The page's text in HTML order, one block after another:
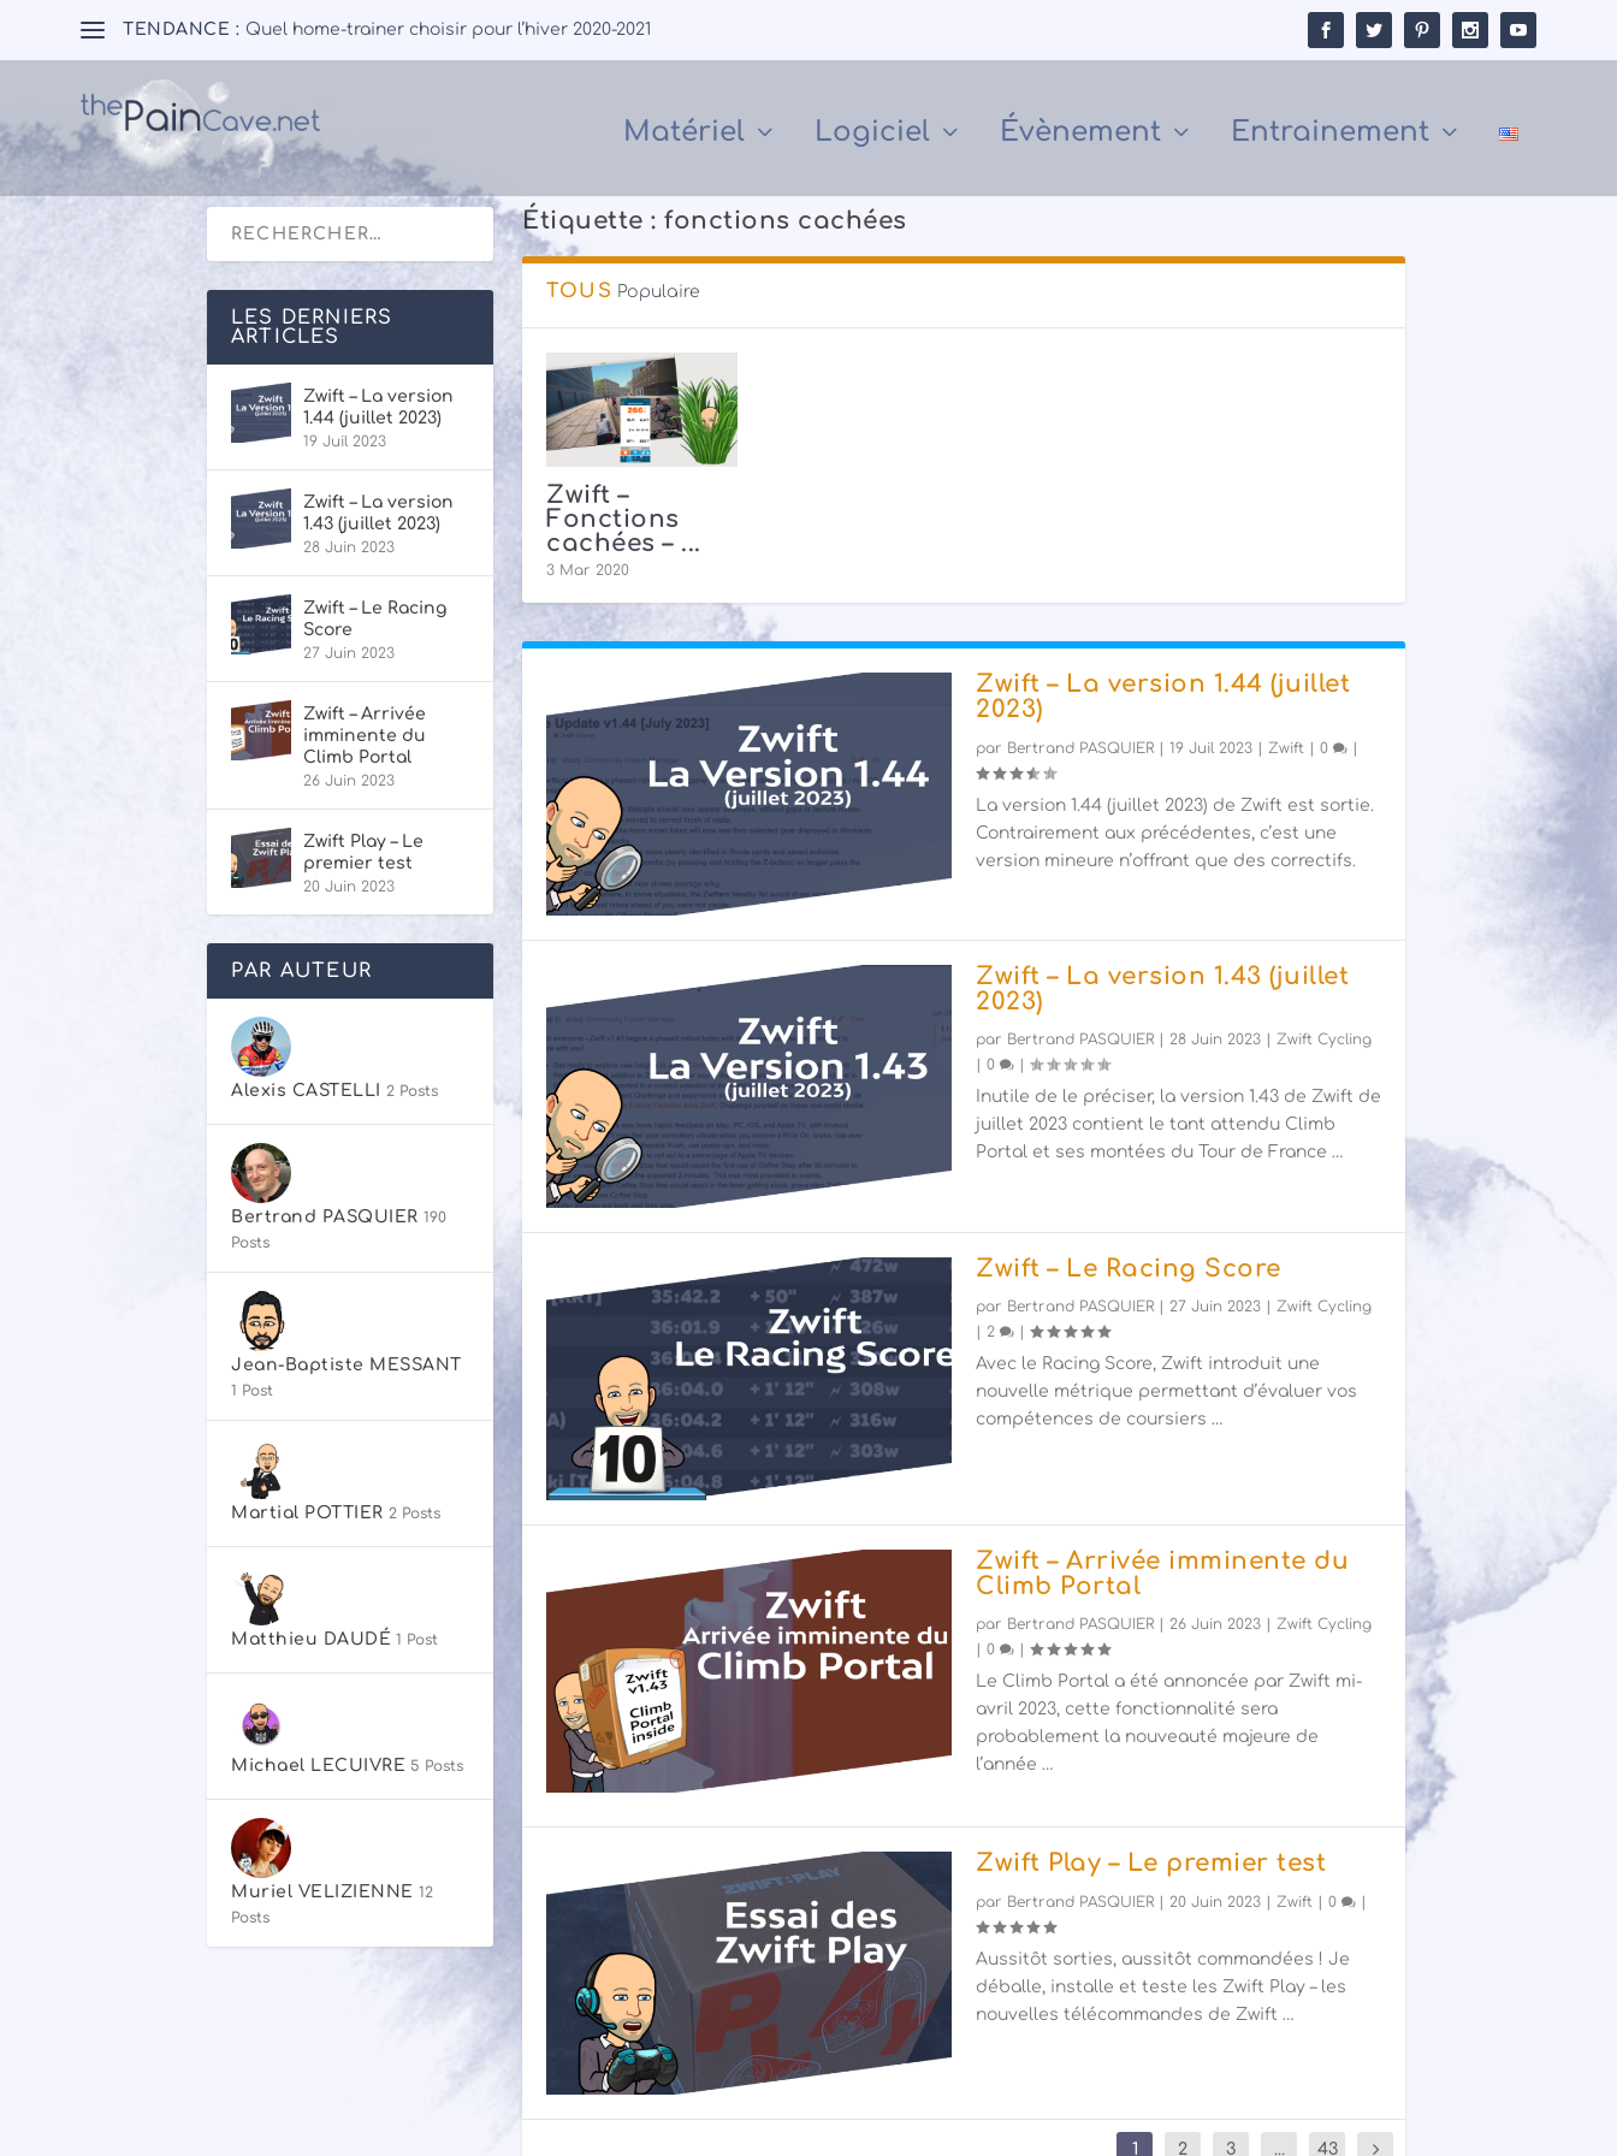
TENDANCE : Quel home-trainer choisir pour l’hiver 2020-2021
Matériel Logiciel Évènement Entrainement
Étiquette : fonctions cachées
TOUS Populaire
Zwift –
Fonctions
cachées – ...
3 Mar 2020
Zwift – La version 1.44 (juillet
2023)
par Bertrand PASQUIER | 19 Juil 2023 | Zwift | 0 |
La version 1.44 (juillet 2023) de Zwift est sortie.
Contrairement aux précédentes, c’est une
version mineure n’offrant que des correctifs.
Zwift – La version 1.43 (juillet
2023)
par Bertrand PASQUIER | 28 Juin 2023 | Zwift Cycling
| 0 |
Inutile de le préciser, la version 1.43 de Zwift de
juillet 2023 contient le tant attendu Climb
Portal et ses montées du Tour de France …
Zwift – Le Racing Score
par Bertrand PASQUIER 27 Juin 2023
Zwift Cycling
2
Avec le Racing Score, Zwift introduit une
nouvelle métrique permettant d’évaluer vos
compétences de coursiers …
Zwift – Arrivée imminente du
Climb Portal
par Bertrand PASQUIER 26 Juin 2023
Zwift Cycling
0
Le Climb Portal a été annoncée par Zwift mi-
avril 2023, cette fonctionnalité sera
probablement la nouveauté majeure de
l’année …
Zwift Play – Le premier test
par Bertrand PASQUIER 20 Juin 2023 Zwift 0
Aussitôt sorties, aussitôt commandées ! Je
déballe, installe et teste les Zwift Play – les
nouvelles télécommandes de Zwift …
1 2 3 ... 43
LES DERNIERS
ARTICLES
Zwift – La version
1.44 (juillet 2023)
19 Juil 2023
Zwift – La version
1.43 (juillet 2023)
28 Juin 2023
Zwift – Le Racing
Score
27 Juin 2023
Zwift – Arrivée
imminente du
Climb Portal
26 Juin 2023
Zwift Play – Le
premier test
20 Juin 2023
PAR AUTEUR
Alexis CASTELLI 2 Posts
Bertrand PASQUIER 190
Posts
Jean-Baptiste MESSANT
1 Post
Martial POTTIER 2 Posts
Matthieu DAUDÉ 1 Post
Michael LECUIVRE 5 Posts
Muriel VELIZIENNE 12
Posts